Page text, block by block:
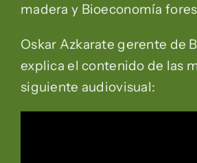
madera y Bioeconomía
Oskar Azkarate gerente de
explica el contenido de las
siguiente audiovisual: